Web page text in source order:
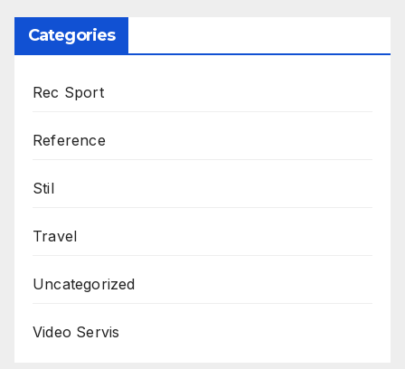
Categories
Rec Sport
Reference
Stil
Travel
Uncategorized
Video Servis